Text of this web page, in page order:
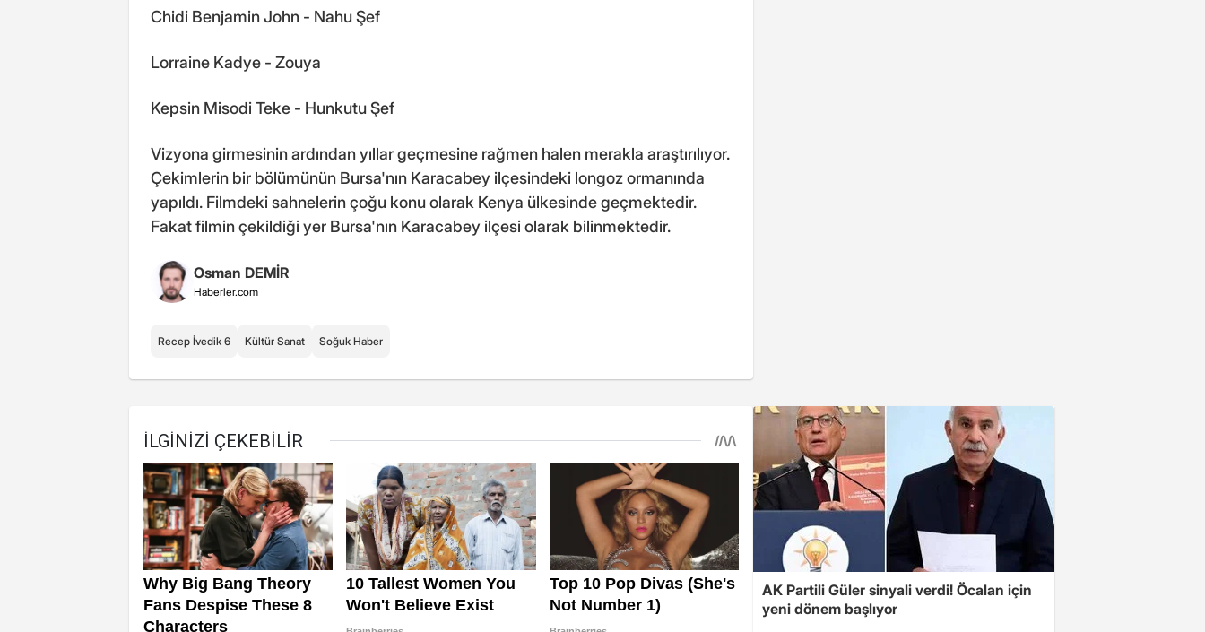
Chidi Benjamin John - Nahu Şef
Lorraine Kadye - Zouya
Kepsin Misodi Teke - Hunkutu Şef
Vizyona girmesinin ardından yıllar geçmesine rağmen halen merakla araştırılıyor.
Çekimlerin bir bölümünün Bursa'nın Karacabey ilçesindeki longoz ormanında
yapıldı. Filmdeki sahnelerin çoğu konu olarak Kenya ülkesinde geçmektedir.
Fakat filmin çekildiği yer Bursa'nın Karacabey ilçesi olarak bilinmektedir.
Osman DEMİR
Haberler.com
Recep İvedik 6 Kültür Sanat Soğuk Haber
AK Partili Güler sinyali verdi! Öcalan için
yeni dönem başlıyor